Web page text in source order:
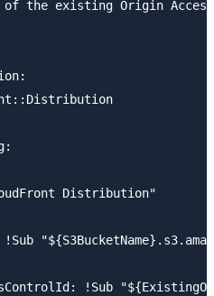
the existing Origin
Distribution"
!Sub